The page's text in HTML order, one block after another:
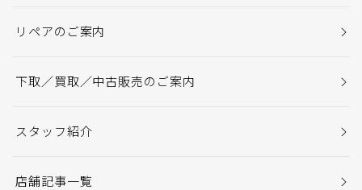
リペアのご案内
下取／買取／中古販売のご案内
スタッフ紹介
店舗記事一覧